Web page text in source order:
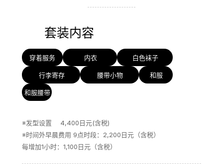
穿着服务 内衣 白色袜子
行李寄存 腰带小物 和服
和服腰带
※发型设置 　4,400日元(含税)
※时间外早晨费用 9点时段：2,200日元（含税）
每增加1小时：1,100日元（含税）
套装内容